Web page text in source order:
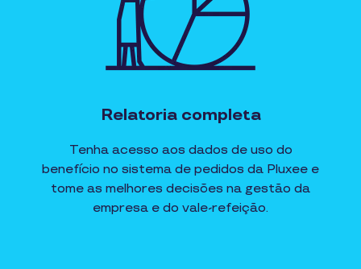
Relatoria completa
Tenha acesso aos dados de uso do
benefício no sistema de pedidos da Pluxee e
tome as melhores decisões na gestão da
empresa e do vale-refeição.